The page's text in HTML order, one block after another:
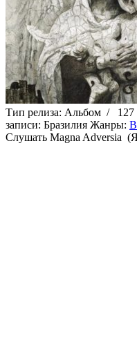
Тип релиза: Альбом / 127
записи: Бразилия Жанры:
Cлушать Magna Adversia